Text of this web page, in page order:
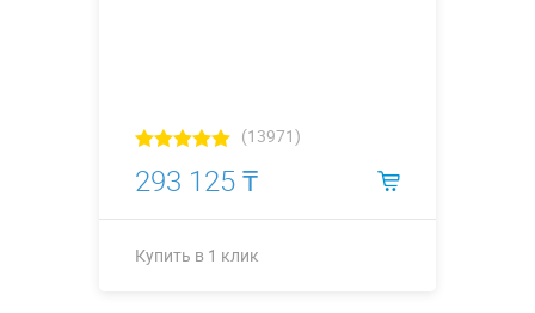
(13971)
293 125 ₸
Купить в 1 клик